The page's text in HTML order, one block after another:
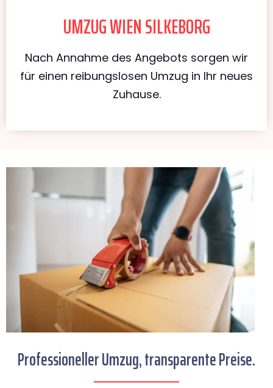
UMZUG WIEN SILKEBORG
Nach Annahme des Angebots sorgen wir
für einen reibungslosen Umzug in Ihr neues
Zuhause.
Professioneller Umzug, transparente Preise.